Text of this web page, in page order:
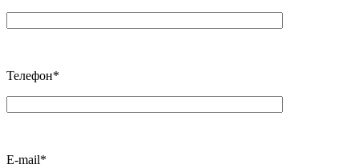
Телефон*
E-mail*